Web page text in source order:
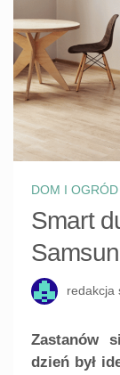
DOM I OGRÓD
Smart
redakcja
Zastanów
dzień był